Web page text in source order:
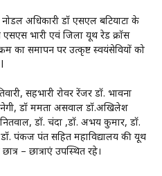
अधिकारी डॉ एसएल बटियाटा के
प्रभारी एवं जिला यूथ रेड क्रॉस
का समापन पर उत्कृष्ट स्वयंसेवियों को
l
सहप्रभारी रोवर रेंजर डॉ. भावना
नेगी, डॉ ममता असवाल डॉ.अखिलेश
डॉ. चंदा ,डॉ. अभय कुमार, डॉ.
डॉ. पंकज पंत सहित महाविद्यालय की यूथ
– छात्राएं उपस्थित रहे।